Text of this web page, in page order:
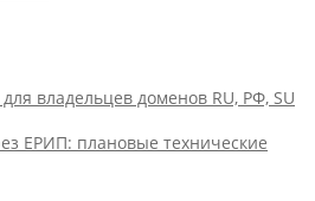
владельцев доменов RU, РФ, SU
ЕРИП: плановые технические